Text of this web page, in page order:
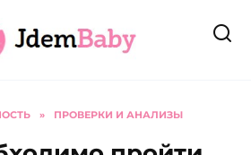
» ПРОВЕРКИ И АНАЛИЗЫ